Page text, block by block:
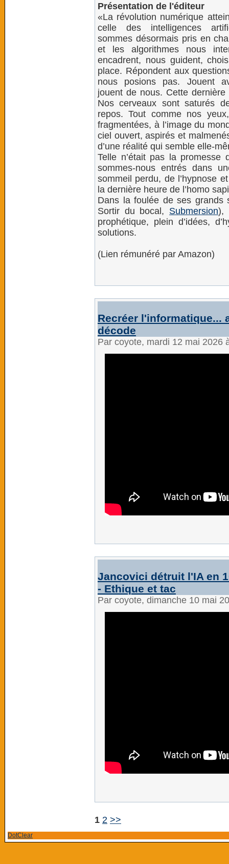
Présentation de l'éditeur
«La révolution numérique
celle des intelligences
sommes désormais pris en
et les algorithmes nous
encadrent, nous guident,
place. Répondent aux
nous posions pas. Jouent
jouent de nous. Cette
Nos cerveaux sont saturés
repos. Tout comme nos
fragmentées, à l’image du
ciel ouvert, aspirés et
d’une réalité qui semble elle-
Telle n’était pas la
sommes-nous entrés dans
sommeil perdu, de l’hypnose
la dernière heure de l’homo
Dans la foulée de ses grands
Sortir du bocal, Submersion),
prophétique, plein d’idées,
solutions.
(Lien rémunéré par Amazon)
Recréer l'informatique...
décode
Par coyote, mardi 12 mai 2026
Jancovici détruit l'IA en
- Ethique et tac
Par coyote, dimanche 10 mai
1 2 >>
DotClear